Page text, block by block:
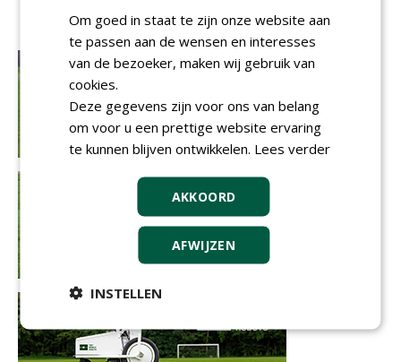
Om goed in staat te zijn onze website aan
te passen aan de wensen en interesses
van de bezoeker, maken wij gebruik van
cookies.
Deze gegevens zijn voor ons van belang
om voor u een prettige website ervaring
te kunnen blijven ontwikkelen. Lees verder
AKKOORD
AFWIJZEN
INSTELLEN